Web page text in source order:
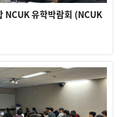
NCUK 유학박람회 (NCUK